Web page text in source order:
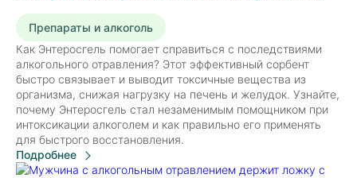
Препараты и алкоголь
Как Энтеросгель помогает справиться с последствиями
алкогольного отравления? Этот эффективный сорбент
быстро связывает и выводит токсичные вещества из
организма, снижая нагрузку на печень и желудок. Узнайте,
почему Энтеросгель стал незаменимым помощником при
интоксикации алкоголем и как правильно его применять
для быстрого восстановления.
Подробнее